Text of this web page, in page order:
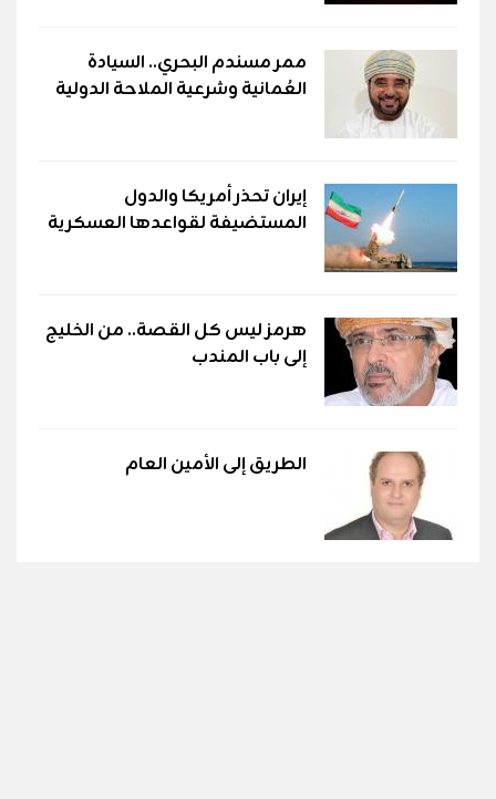
ممر مسندم البحري.. السيادة
العُمانية وشرعية الملاحة الدولية
إيران تحذر أمريكا والدول
المستضيفة لقواعدها العسكرية
هرمز ليس كل القصة.. من الخليج
إلى باب المندب
الطريق إلى الأمين العام